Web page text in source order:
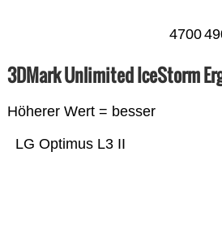
4700
3DMark Unlimited IceStorm
Höherer Wert = besser
LG Optimus L3 II